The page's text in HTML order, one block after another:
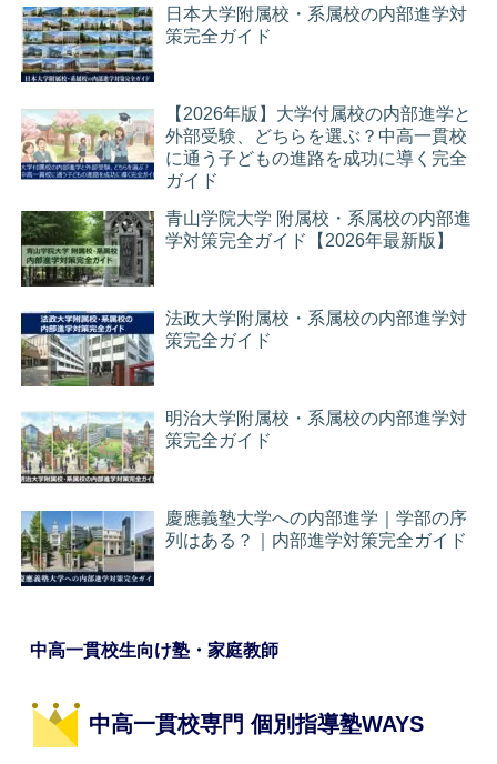
日本大学附属校・系属校の内部進学対
策完全ガイド
【2026年版】大学付属校の内部進学と
外部受験、どちらを選ぶ？中高一貫校
に通う子どもの進路を成功に導く完全
ガイド
青山学院大学 附属校・系属校の内部進
学対策完全ガイド【2026年最新版】
法政大学附属校・系属校の内部進学対
策完全ガイド
明治大学附属校・系属校の内部進学対
策完全ガイド
慶應義塾大学への内部進学｜学部の序
列はある？｜内部進学対策完全ガイド
中高一貫校生向け塾・家庭教師
中高一貫校専門 個別指導塾WAYS